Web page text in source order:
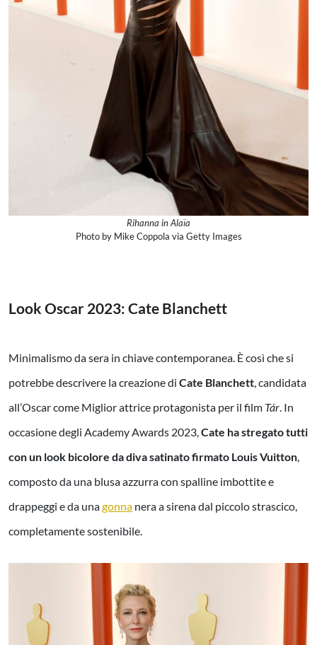
Rihanna in Alaïa
Photo by Mike Coppola via Getty Images
Look Oscar 2023: Cate Blanchett
Minimalismo da sera in chiave contemporanea. È così che si
potrebbe descrivere la creazione di Cate Blanchett, candidata
all’Oscar come Miglior attrice protagonista per il film Tár. In
occasione degli Academy Awards 2023,Cate ha stregato tutti
con un look bicolore da diva satinato firmato Louis Vuitton,
composto da una blusa azzurra con spalline imbottite e
drappeggi e da unagonna nera a sirena dal piccolo strascico,
completamente sostenibile.